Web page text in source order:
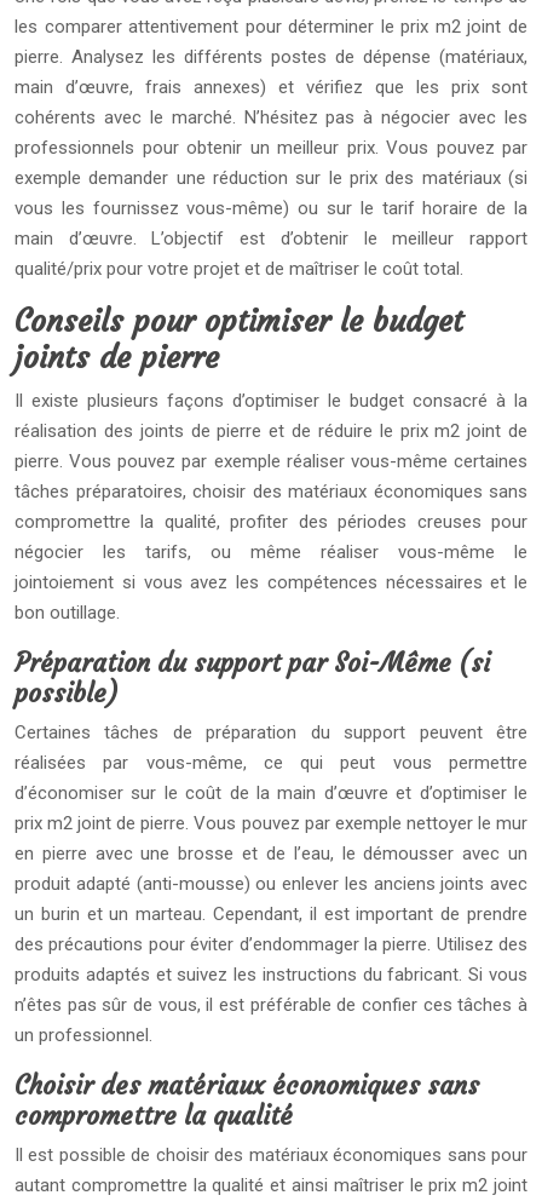
les comparer attentivement pour déterminer le prix m2 joint de
pierre. Analysez les différents postes de dépense (matériaux,
main d’œuvre, frais annexes) et vérifiez que les prix sont
cohérents avec le marché. N’hésitez pas à négocier avec les
professionnels pour obtenir un meilleur prix. Vous pouvez par
exemple demander une réduction sur le prix des matériaux (si
vous les fournissez vous-même) ou sur le tarif horaire de la
main d’œuvre. L’objectif est d’obtenir le meilleur rapport
qualité/prix pour votre projet et de maîtriser le coût total.
Conseils pour optimiser le budget
joints de pierre
Il existe plusieurs façons d’optimiser le budget consacré à la
réalisation des joints de pierre et de réduire le prix m2 joint de
pierre. Vous pouvez par exemple réaliser vous-même certaines
tâches préparatoires, choisir des matériaux économiques sans
compromettre la qualité, profiter des périodes creuses pour
négocier les tarifs, ou même réaliser vous-même le
jointoiement si vous avez les compétences nécessaires et le
bon outillage.
Préparation du support par Soi-Même (si
possible)
Certaines tâches de préparation du support peuvent être
réalisées par vous-même, ce qui peut vous permettre
d’économiser sur le coût de la main d’œuvre et d’optimiser le
prix m2 joint de pierre. Vous pouvez par exemple nettoyer le mur
en pierre avec une brosse et de l’eau, le démousser avec un
produit adapté (anti-mousse) ou enlever les anciens joints avec
un burin et un marteau. Cependant, il est important de prendre
des précautions pour éviter d’endommager la pierre. Utilisez des
produits adaptés et suivez les instructions du fabricant. Si vous
n’êtes pas sûr de vous, il est préférable de confier ces tâches à
un professionnel.
Choisir des matériaux économiques sans
compromettre la qualité
Il est possible de choisir des matériaux économiques sans pour
autant compromettre la qualité et ainsi maîtriser le prix m2 joint